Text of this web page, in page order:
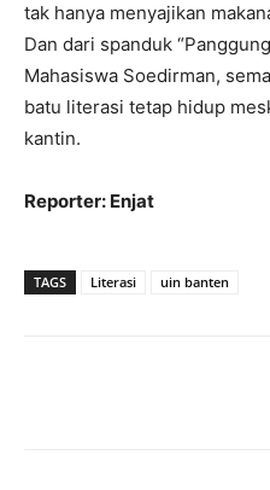
tak hanya menyajikan
Dan dari spanduk
Mahasiswa Soedirman,
batu literasi tetap hidup
kantin.
Reporter: Enjat
TAGS Literasi uin banten